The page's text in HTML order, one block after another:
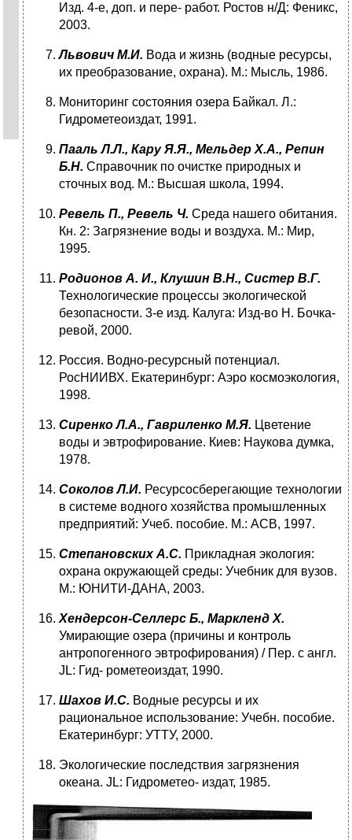
Изд. 4-е, доп. и пере- работ. Ростов н/Д: Феникс,
2003.
Львович М.И. Вода и жизнь (водные ресурсы,
их преобразование, охрана). М.: Мысль, 1986.
Мониторинг состояния озера Байкал. Л.:
Гидрометеоиздат, 1991.
Пааль Л.Л., Кару Я.Я., Мельдер Х.А., Репин
Б.Н. Справочник по очистке природных и
сточных вод. М.: Высшая школа, 1994.
Ревель П., Ревель Ч. Среда нашего обитания.
Кн. 2: Загрязнение воды и воздуха. М.: Мир,
1995.
Родионов А. И., Клушин В.Н., Систер В.Г.
Технологические процес­сы экологической
безопасности. 3-е изд. Калуга: Изд-во Н. Бочка­
ревой, 2000.
Россия. Водно-ресурсный потенциал.
РосНИИВХ. Екатеринбург: Аэро космоэкология,
1998.
Сиренко Л.А., Гавриленко М.Я. Цветение
воды и эвтрофирование. Киев: Наукова думка,
1978.
Соколов Л.И. Ресурсосберегающие технологии
в системе водного хозяйства промышленных
предприятий: Учеб. пособие. М.: АСВ, 1997.
Степановских А.С. Прикладная экология:
охрана окружающей сре­ды: Учебник для вузов.
М.: ЮНИТИ-ДАНА, 2003.
Хендерсон-Селлерс Б., Маркленд X.
Умирающие озера (причины и контроль
антропогенного эвтрофирования) / Пер. с англ.
JL: Гид- рометеоиздат, 1990.
Шахов И.С. Водные ресурсы и их
рациональное использование: Учебн. пособие.
Екатеринбург: УТТУ, 2000.
Экологические последствия загрязнения
океана. JL: Гидрометео- издат, 1985.